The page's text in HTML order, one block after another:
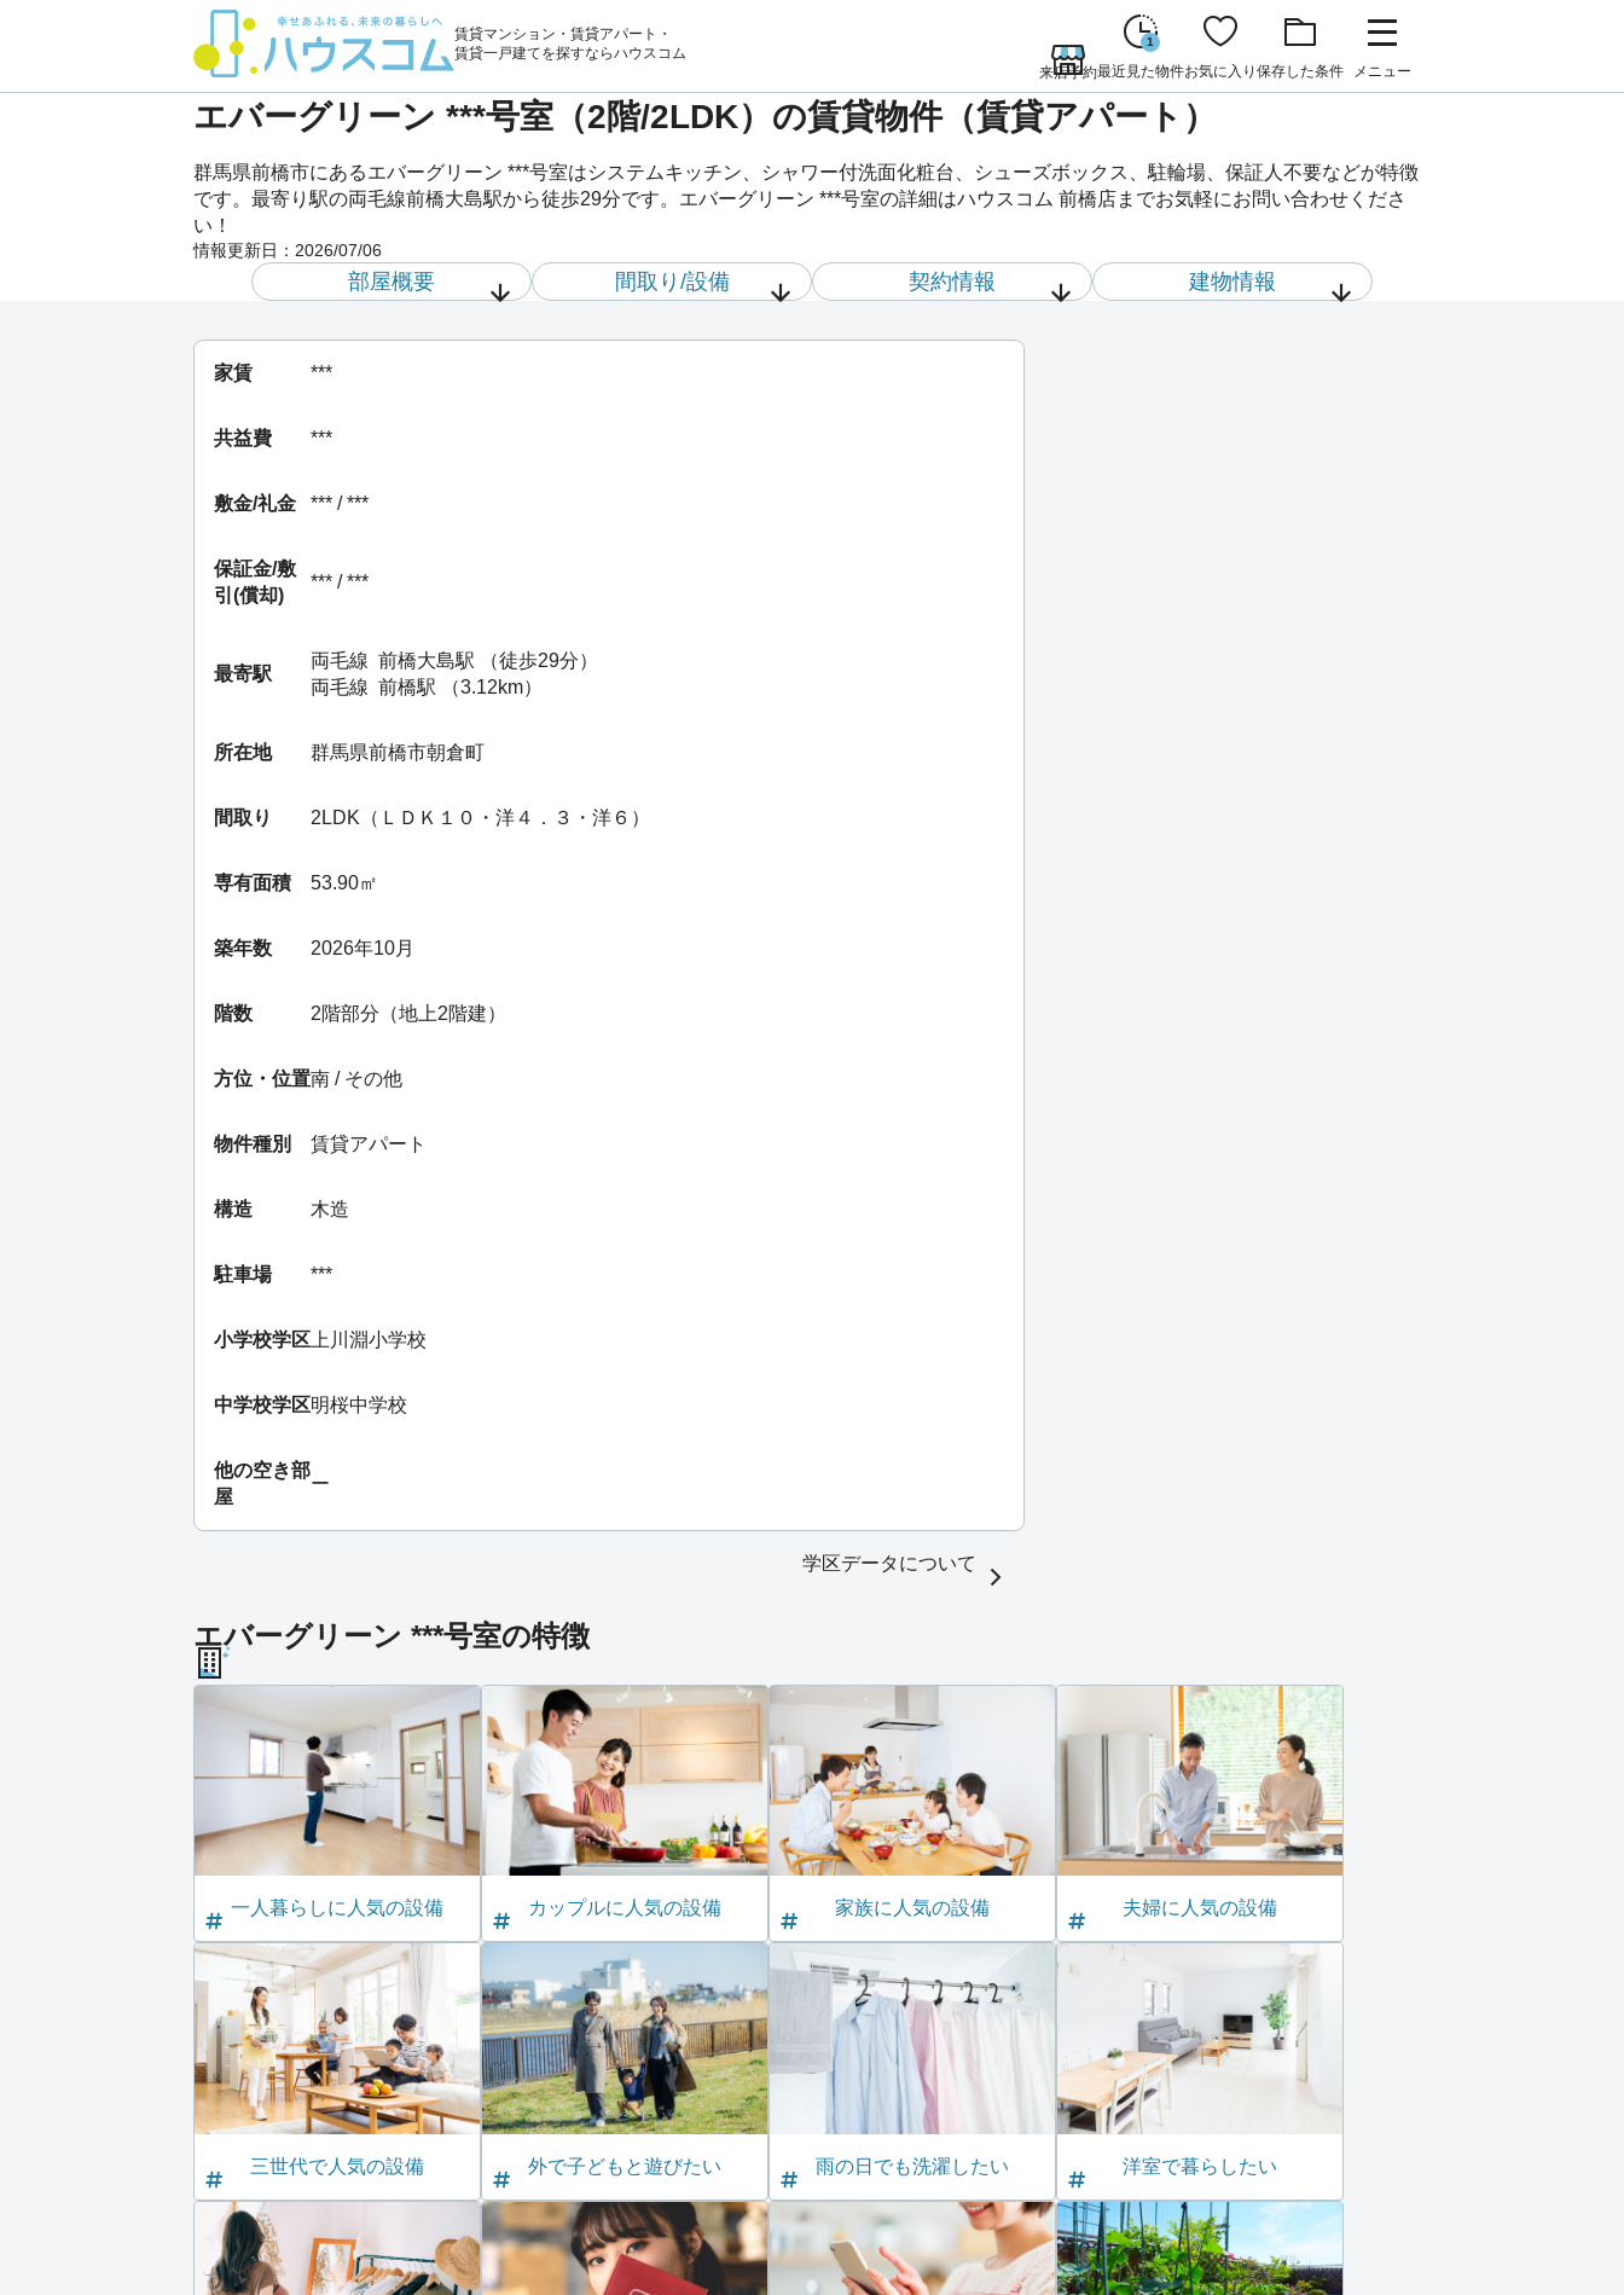
賃貸マンション・賃貸アパート・
賃貸一戸建てを探すならハウスコム
来店予約
1
最近見た物件お気に入り 保存した条件 メニュー
エバーグリーン ***号室（2階/2LDK）の賃貸物件（賃貸アパート）
群馬県前橋市にあるエバーグリーン ***号室はシステムキッチン、シャワー付洗面化粧台、シューズボックス、駐輪場、保証人不要などが特徴
です。最寄り駅の両毛線前橋大島駅から徒歩29分です。エバーグリーン ***号室の詳細はハウスコム 前橋店までお気軽にお問い合わせくださ
い！
情報更新日： 2026/07/06
部屋概要 間取り/設備 契約情報 建物情報
家賃 ***
共益費 ***
敷金/礼金 *** / ***
保証金/敷
引(償却)
*** / ***
最寄駅
両毛線 前橋大島駅 （徒歩29分）
両毛線 前橋駅 （3.12km）
所在地 群馬県前橋市朝倉町
間取り 2LDK（ＬＤＫ１０・洋４．３・洋６）
専有面積 53.90㎡
築年数 2026年10月
階数 2階部分（地上2階建）
方位・位置南 / その他
物件種別 賃貸アパート
構造 木造
駐車場 ***
小学校学区 上川淵小学校
中学校学区明桜中学校
他の空き部
屋
ー
学区データについて
エバーグリーン ***号室の特徴
一人暮らしに人気の設備 カップルに人気の設備 家族に人気の設備 夫婦に人気の設備
三世代で人気の設備 外で子どもと遊びたい 雨の日でも洗濯したい 洋室で暮らしたい